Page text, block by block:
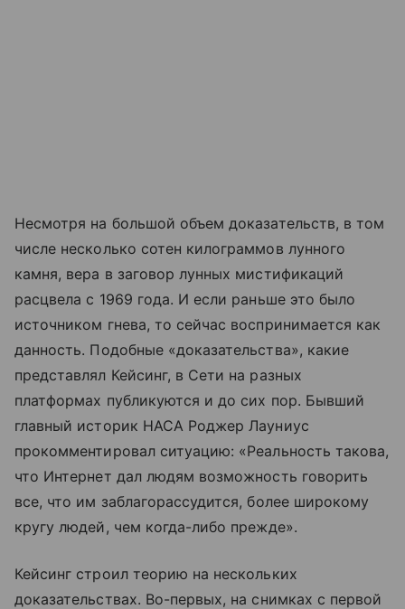
Несмотря на большой объем доказательств, в том
числе несколько сотен килограммов лунного
камня, вера в заговор лунных мистификаций
расцвела с 1969 года. И если раньше это было
источником гнева, то сейчас воспринимается как
данность. Подобные «доказательства», какие
представлял Кейсинг, в Сети на разных
платформах публикуются и до сих пор. Бывший
главный историк НАСА Роджер Лауниус
прокомментировал ситуацию: «Реальность такова,
что Интернет дал людям возможность говорить
все, что им заблагорассудится, более широкому
кругу людей, чем когда-либо прежде».
Кейсинг строил теорию на нескольких
доказательствах. Во-первых, на снимках с первой